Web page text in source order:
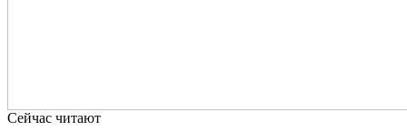
Сейчас читают